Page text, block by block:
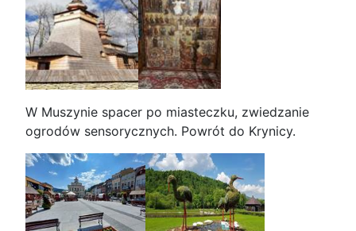
W Muszynie spacer po miasteczku, zwiedzanie
ogrodów sensorycznych. Powrót do Krynicy.